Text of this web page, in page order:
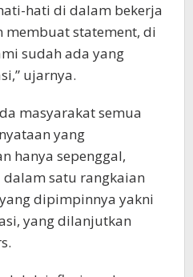
hati di dalam bekerja
membuat statement, di
sudah ada yang
ujarnya.
masyarakat semua
yang
hanya sepenggal,
satu rangkaian
dipimpinnya yakni
yang dilanjutkan